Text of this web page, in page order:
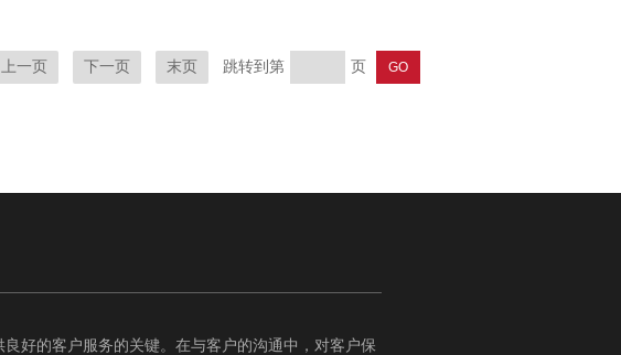
上一页 下一页 末页 跳转到第 页
好的客户服务的关键。在与客户的沟通中，对客户保